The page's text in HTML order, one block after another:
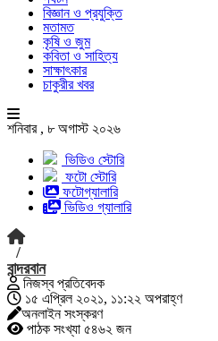
বিজ্ঞান ও প্রযুক্তি
মতামত
কৃষি ও জুম
কবিতা ও সাহিত্য
সাক্ষাৎকার
চাকুরীর খবর
শনিবার , ৮ অগাস্ট ২০২৬
ভিডিও স্টোরি
ফটো স্টোরি
ফটোগ্যালারি
ভিডিও গ্যালারি
/
বান্দরবান
নিজস্ব প্রতিবেদক
১৫ এপ্রিল ২০২১, ১১:২২ অপরাহ্ণ
অনলাইন সংস্করণ
পাঠক সংখ্যা ৫৪৬২ জন